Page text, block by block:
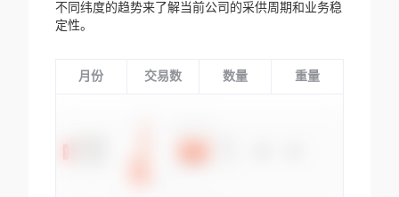
不同纬度的趋势来了解当前公司的采供周期和业务稳
定性。
月份 交易数 数量 重量